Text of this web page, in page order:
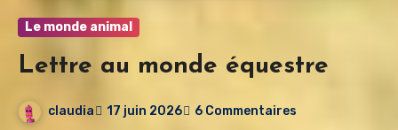
Le monde animal
Lettre au monde équestre
claudia 17 juin 2026 6 Commentaires